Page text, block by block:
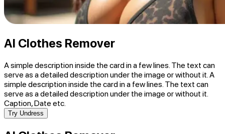
AI Clothes Remover
A simple description inside the card in a few lines. The text can
serve as a detailed description under the image or without it. A
simple description inside the card in a few lines. The text can
serve as a detailed description under the image or without it.
Caption, Date etc.
Try Undress